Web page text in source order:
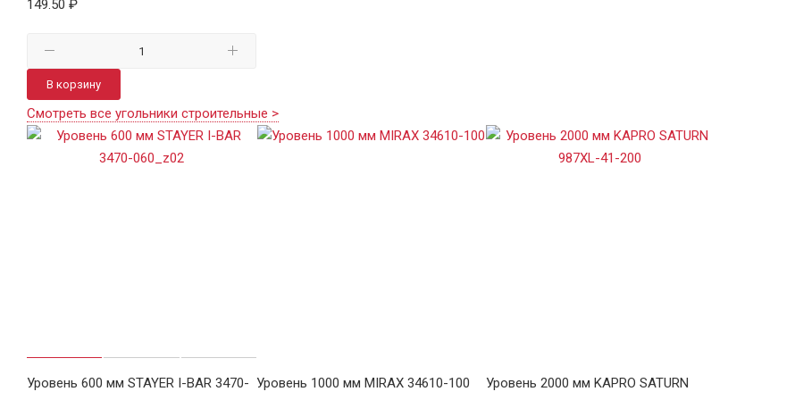
149.50 ₽
В корзину
Смотреть все угольники строительные >
Уровень 600 мм STAYER I-BAR 3470- Уровень 1000 мм MIRAX 34610-100
Уровень 2000 мм KAPRO SATURN